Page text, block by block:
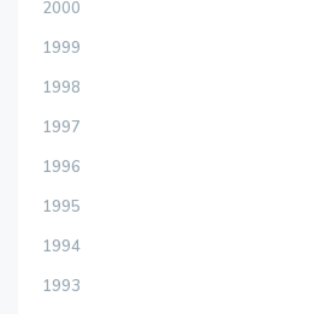
2000
1999
1998
1997
1996
1995
1994
1993